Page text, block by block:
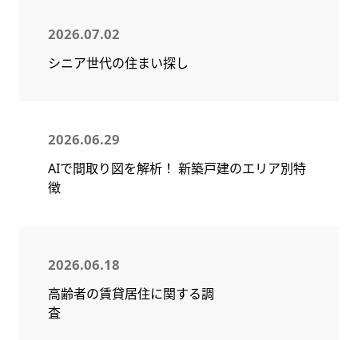
2026.07.02
シニア世代の住まい探し
2026.06.29
AIで間取り図を解析！ 新築戸建のエリア別特
徴
2026.06.18
高齢者の賃貸居住に関する調
査